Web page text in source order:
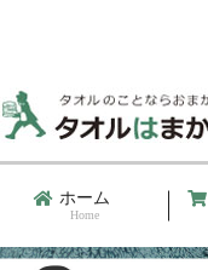
ホーム
Home